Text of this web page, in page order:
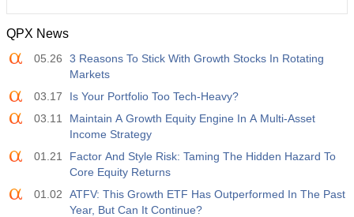
QPX News
05.26
3 Reasons To Stick With Growth Stocks In Rotating
Markets
03.17
Is Your Portfolio Too Tech-Heavy?
03.11
Maintain A Growth Equity Engine In A Multi-Asset
Income Strategy
01.21
Factor And Style Risk: Taming The Hidden Hazard To
Core Equity Returns
01.02
ATFV: This Growth ETF Has Outperformed In The Past
Year, But Can It Continue?